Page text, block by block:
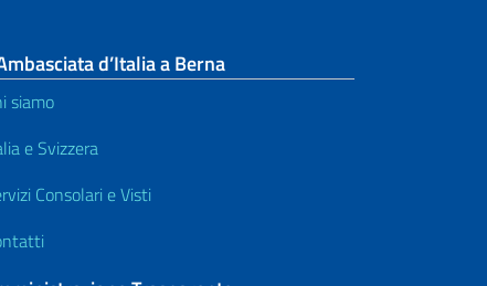
d’Italia a Berna
siamo
e Svizzera
Consolari e Visti